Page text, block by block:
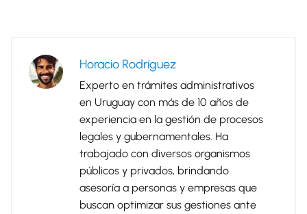
Horacio Rodríguez
Experto en trámites administrativos
en Uruguay con más de 10 años de
experiencia en la gestión de procesos
legales y gubernamentales. Ha
trabajado con diversos organismos
públicos y privados, brindando
asesoría a personas y empresas que
buscan optimizar sus gestiones ante